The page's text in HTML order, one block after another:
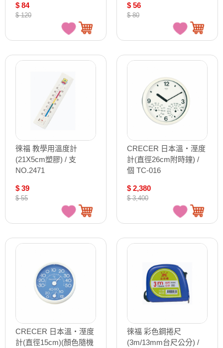
$ 84
$ 120
$ 56
$ 80
徠福 教學用溫度計
(21X5cm塑膠) / 支
NO.2471
$ 39
$ 55
CRECER 日本溫‧溼度
計(直徑26cm附時鐘) /
個 TC-016
$ 2,380
$ 3,400
CRECER 日本溫‧溼度
計(直徑15cm)(顏色隨機
徠福 彩色鋼捲尺
(3m/13mm台尺公分) /